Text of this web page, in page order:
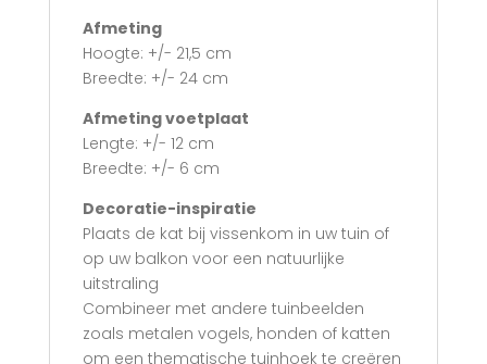
Afmeting
Hoogte: +/- 21,5 cm
Breedte: +/- 24 cm
Afmeting voetplaat
Lengte: +/- 12 cm
Breedte: +/- 6 cm
Decoratie-inspiratie
Plaats de kat bij vissenkom in uw tuin of
op uw balkon voor een natuurlijke
uitstraling
Combineer met andere tuinbeelden
zoals metalen vogels, honden of katten
om een thematische tuinhoek te creëren